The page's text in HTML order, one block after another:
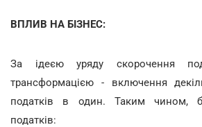
ВПЛИВ НА БІЗНЕС:
За ідеєю уряду скорочення
трансформацією - включення
податків в один. Таким чином,
податків: